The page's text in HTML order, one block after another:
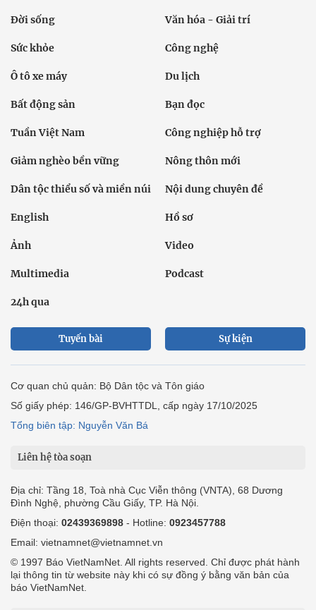
Đời sống Văn hóa - Giải trí
Sức khỏe Công nghệ
Ô tô xe máy Du lịch
Bất động sản Bạn đọc
Tuần Việt Nam Công nghiệp hỗ trợ
Giảm nghèo bền vững Nông thôn mới
Dân tộc thiểu số và miền núi Nội dung chuyên đề
English Hồ sơ
Ảnh Video
Multimedia Podcast
24h qua
Tuyến bài Sự kiện
Cơ quan chủ quản: Bộ Dân tộc và Tôn giáo
Số giấy phép: 146/GP-BVHTTDL, cấp ngày 17/10/2025
Tổng biên tập: Nguyễn Văn Bá
Liên hệ tòa soạn
Địa chỉ: Tầng 18, Toà nhà Cục Viễn thông (VNTA), 68 Dương
Đình Nghệ, phường Cầu Giấy, TP. Hà Nội.
Điện thoại: 02439369898 - Hotline: 0923457788
Email: vietnamnet@vietnamnet.vn
© 1997 Báo VietNamNet. All rights reserved. Chỉ được phát hành
lại thông tin từ website này khi có sự đồng ý bằng văn bản của
báo VietNamNet.